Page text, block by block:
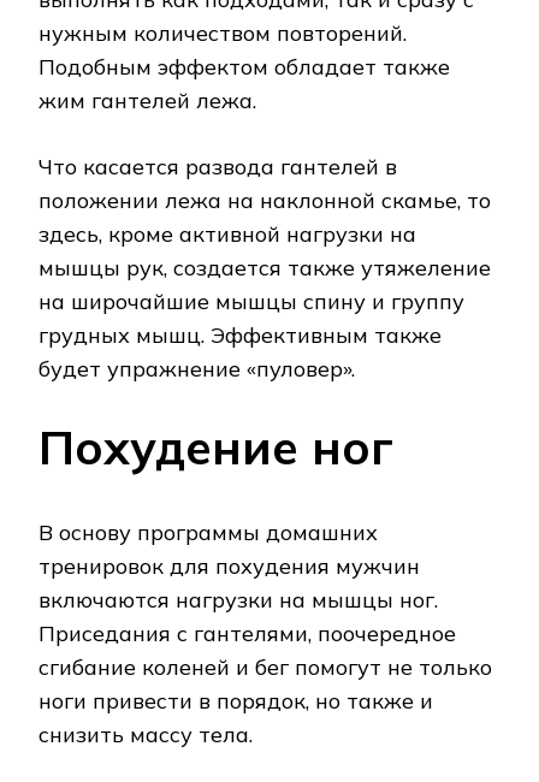
нужным количеством повторений.
Подобным эффектом обладает также
жим гантелей лежа.
Что касается развода гантелей в
положении лежа на наклонной скамье, то
здесь, кроме активной нагрузки на
мышцы рук, создается также утяжеление
на широчайшие мышцы спину и группу
грудных мышц. Эффективным также
будет упражнение «пуловер».
Похудение ног
В основу программы домашних
тренировок для похудения мужчин
включаются нагрузки на мышцы ног.
Приседания с гантелями, поочередное
сгибание коленей и бег помогут не только
ноги привести в порядок, но также и
снизить массу тела.